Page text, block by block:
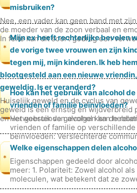
misbruiken?
Nee, een vader kan geen band met
de moeder van de zoon verbaal en
In feite kan dit soort gedrag een
op de ontwikk
*
Mijn ex heeft rechterlijke bevelen
de vorige twee vrouwen en zijn
tegen mij, mijn kinderen. Ik heb
blootgesteld aan een nieuwe
geweldig. Is er veranderd?
Huiselijk geweld en de cyclus van
geweld is een ernstig en wijdverbreid
en verwoestende gevolgen kan
ervan. H
*
Hoe kan het gebruik van alcohol
vrienden of familie beïnvloeden?
Het gebruik van alcohol kan de
vrienden of familie op
beïnvloeden: Verslechterde
cognitieve vaardigheden
*
Welke eigenschappen delen
Eigenschappen gedeeld door
meer: 1. Polariteit: Zowel alcohol
moleculen, wat betekent dat ze
negatieve ladingen hebbe